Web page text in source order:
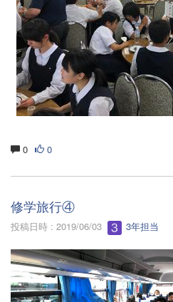
0 0
修学旅行④
投稿日時 : 2019/06/03 3年担当